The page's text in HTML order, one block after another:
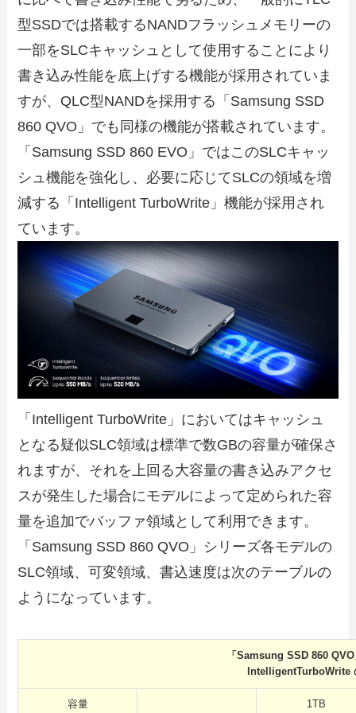
型SSDでは搭載するNANDフラッシュメモリーの
一部をSLCキャッシュとして使用することにより
書き込み性能を底上げする機能が採用されていま
すが、QLC型NANDを採用する「Samsung SSD
860 QVO」でも同様の機能が搭載されています。
「Samsung SSD 860 EVO」ではこのSLCキャッ
シュ機能を強化し、必要に応じてSLCの領域を増
減する「Intelligent TurboWrite」機能が採用され
ています。
「Intelligent TurboWrite」においてはキャッシュ
となる疑似SLC領域は標準で数GBの容量が確保さ
れますが、それを上回る大容量の書き込みアクセ
スが発生した場合にモデルによって定められた容
量を追加でバッファ領域として利用できます。
「Samsung SSD 860 QVO」シリーズ各モデルの
SLC領域、可変領域、書込速度は次のテーブルの
ようになっています。
「Samsung SSD 860
IntelligentTurboWrite
容量 1TB